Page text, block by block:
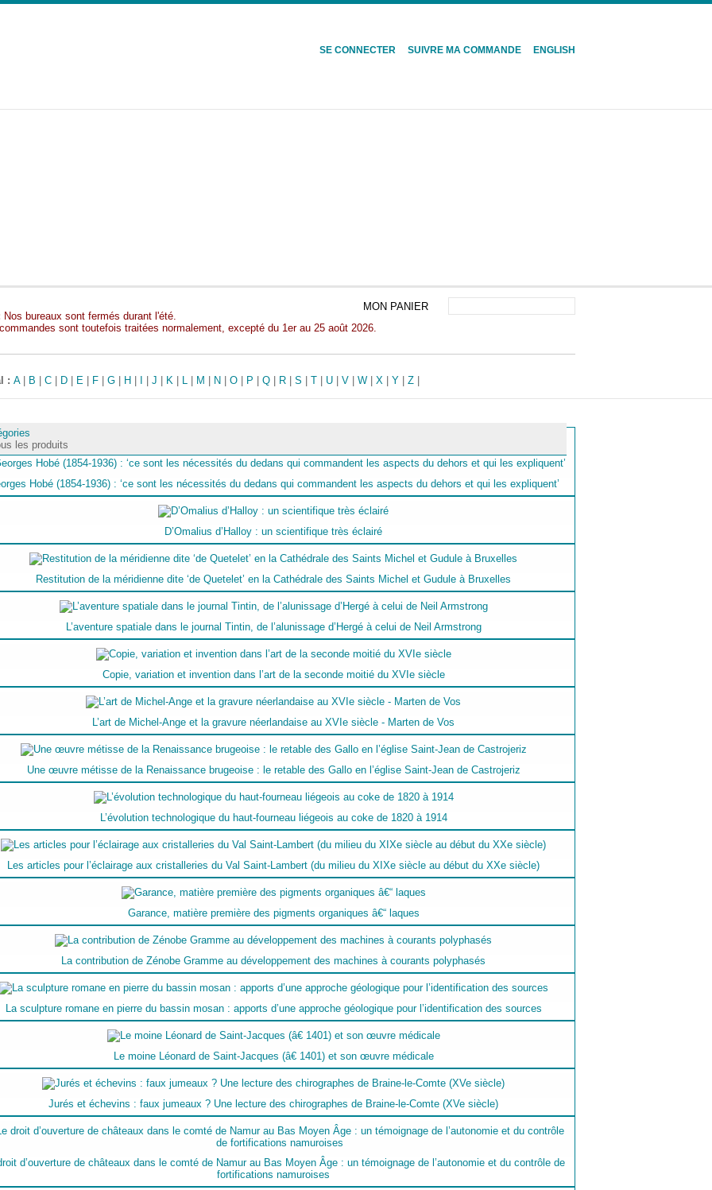
SE CONNECTER SUIVRE MA COMMANDE ENGLISH
MON PANIER
Nos bureaux sont fermés durant l'été.
sont toutefois traitées normalement, excepté du 1er au 25 août 2026.
: A| B C| D| E| F| G| H J K| L| M N O| P Q| R| S T| U| V| W| X| Y| Z|
les produits
Hobé (1854-1936) : ‘ce sont les nécessités du dedans qui commandent les aspects du dehors et qui les expliquent’
D’Omalius d’Halloy : un scientifique très éclairé
Restitution de la méridienne dite ‘de Quetelet’ en la Cathédrale des Saints Michel et Gudule à Bruxelles
L’aventure spatiale dans le journal Tintin, de l’alunissage d’Hergé à celui de Neil Armstrong
Copie, variation et invention dans l’art de la seconde moitié du XVIe siècle
L’art de Michel-Ange et la gravure néerlandaise au XVIe siècle - Marten de Vos
Une œuvre métisse de la Renaissance brugeoise : le retable des Gallo en l’église Saint-Jean de Castrojeriz
L’évolution technologique du haut-fourneau liégeois au coke de 1820 à 1914
Les articles pour l’éclairage aux cristalleries du Val Saint-Lambert (du milieu du XIXe siècle au début du XXe siècle)
Garance, matière première des pigments organiques â€“ laques
La contribution de Zénobe Gramme au développement des machines à courants polyphasés
La sculpture romane en pierre du bassin mosan : apports d’une approche géologique pour l’identification des sources
Le moine Léonard de Saint-Jacques (â€ 1401) et son œuvre médicale
Jurés et échevins : faux jumeaux ? Une lecture des chirographes de Braine-le-Comte (XVe siècle)
d’ouverture de châteaux dans le comté de Namur au Bas Moyen Âge : un témoignage de l’autonomie et du contrôle de
fortifications namuroises